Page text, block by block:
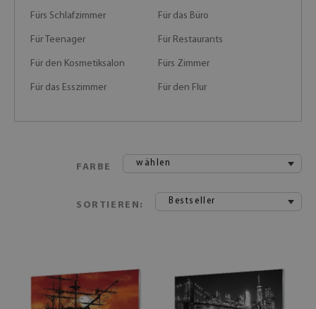
Fürs Schlafzimmer Für das Büro
Für Teenager Für Restaurants
Für den Kosmetiksalon Fürs Zimmer
Für das Esszimmer Für den Flur
FARBE wählen
SORTIEREN: Bestseller